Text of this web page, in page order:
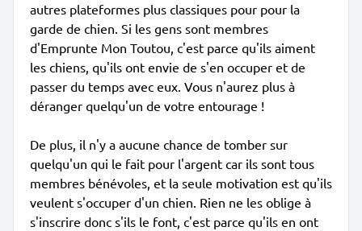
autres plateformes plus classiques pour pour la
garde de chien. Si les gens sont membres
d'Emprunte Mon Toutou, c'est parce qu'ils aiment
les chiens, qu'ils ont envie de s'en occuper et de
passer du temps avec eux. Vous n'aurez plus à
déranger quelqu'un de votre entourage !
De plus, il n'y a aucune chance de tomber sur
quelqu'un qui le fait pour l'argent car ils sont tous
membres bénévoles, et la seule motivation est qu'ils
veulent s'occuper d'un chien. Rien ne les oblige à
s'inscrire donc s'ils le font, c'est parce qu'ils en ont